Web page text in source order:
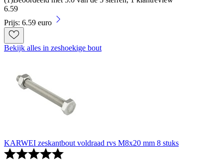
6.59
Prijs: 6.59 euro
Bekijk alles in zeshoekige bout
KARWEI zeskantbout voldraad rvs M8x20 mm 8 stuks